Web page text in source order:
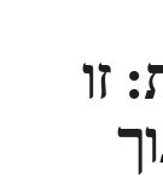
זו